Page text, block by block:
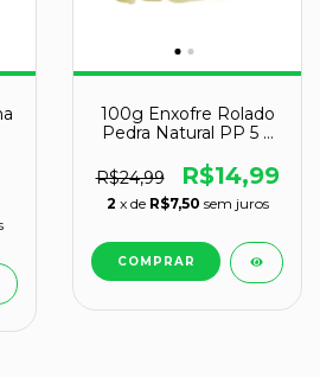
100g Enxofre Rolado
Pedra Natural PP 5 a
R$24,99
R$14,99
2 x de R$7,50 sem juros